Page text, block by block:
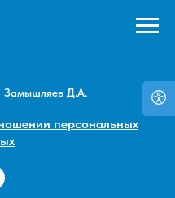
Замышляев Д.А.
персональных